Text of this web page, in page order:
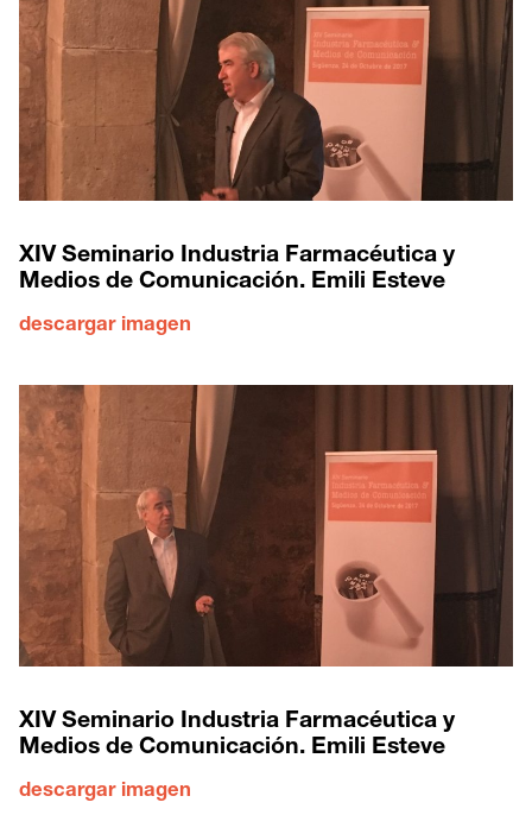
XIV Seminario Industria Farmacéutica y
Medios de Comunicación. Emili Esteve
descargar imagen
XIV Seminario Industria Farmacéutica y
Medios de Comunicación. Emili Esteve
descargar imagen